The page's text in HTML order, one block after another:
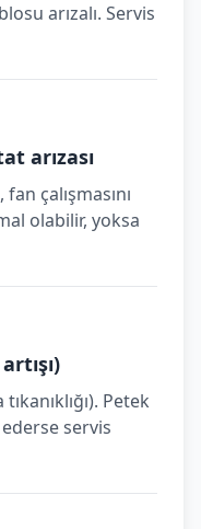
arızalı. Servis
arızası
çalışmasını
olabilir, yoksa
Petek
servis